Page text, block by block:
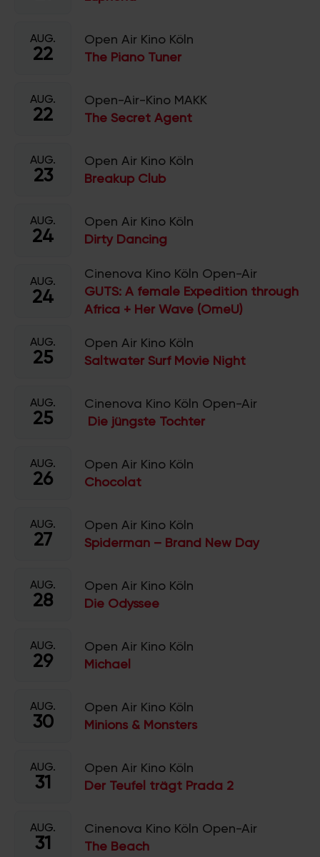
AUG.
22
Open Air Kino Köln
The Piano Tuner
AUG.
22
Open-Air-Kino MAKK
The Secret Agent
AUG.
23
Open Air Kino Köln
Breakup Club
AUG.
24
Open Air Kino Köln
Dirty Dancing
AUG.
24
Cinenova Kino Köln Open-Air
GUTS: A female Expedition through
Africa + Her Wave (OmeU)
AUG.
25
Open Air Kino Köln
Saltwater Surf Movie Night
AUG.
25
Cinenova Kino Köln Open-Air
Die jüngste Tochter
AUG.
26
Open Air Kino Köln
Chocolat
AUG.
27
Open Air Kino Köln
Spiderman – Brand New Day
AUG.
28
Open Air Kino Köln
Die Odyssee
AUG.
29
Open Air Kino Köln
Michael
AUG.
30
Open Air Kino Köln
Minions & Monsters
AUG.
31
Open Air Kino Köln
Der Teufel trägt Prada 2
AUG.
31
Cinenova Kino Köln Open-Air
The Beach